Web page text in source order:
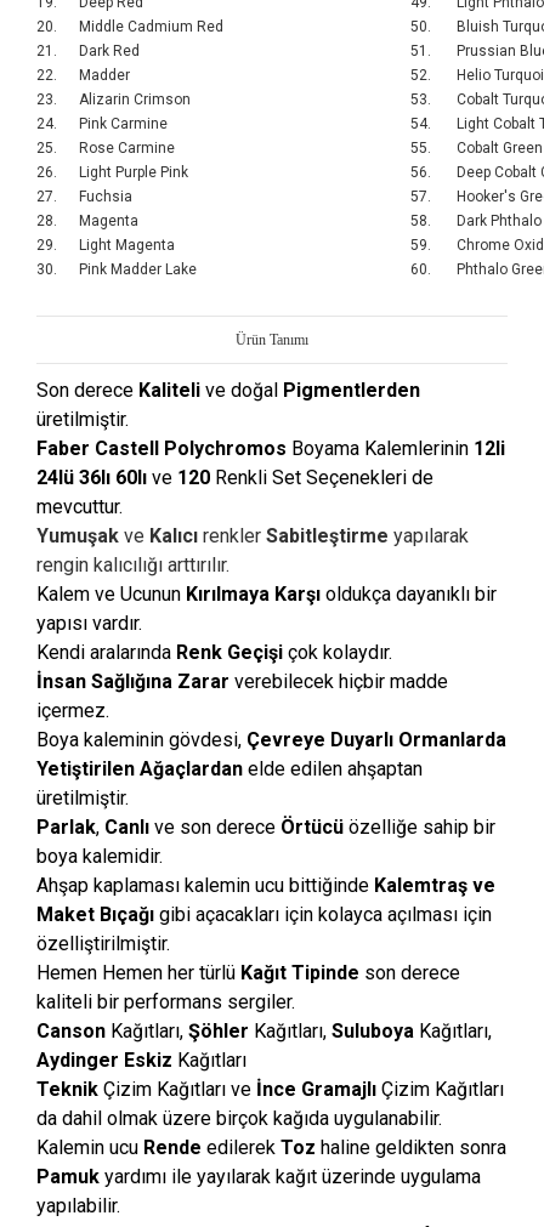
20.
Middle Cadmium Red 50.
Bluish
21.
Dark Red 51.
Prussian
22.
Madder 52.
Helio
23.
Alizarin Crimson 53.
Cobalt
24.
Pink Carmine 54.
Light Cobalt
25.
Rose Carmine 55.
Cobalt Green
26.
Light Purple Pink 56.
Deep Cobalt
27.
Fuchsia 57.
Hooker's
28.
Magenta 58.
Dark
29.
Light Magenta 59.
Chrome
30.
Pink Madder Lake 60. Phthalo
Ürün Tanımı
Son derece Kaliteli ve doğal Pigmentlerden
üretilmiştir.
Faber Castell Polychromos Boyama Kalemlerinin 12li
24lü 36lı 60lı ve 120 Renkli Set Seçenekleri de
mevcuttur.
Yumuşak ve Kalıcı renkler Sabitleştirme yapılarak
rengin kalıcılığı arttırılır.
Kalem ve Ucunun Kırılmaya Karşı oldukça dayanıklı bir
yapısı vardır.
Kendi aralarında Renk Geçişi çok kolaydır.
İnsan Sağlığına Zarar verebilecek hiçbir madde
içermez.
Boya kaleminin gövdesi, Çevreye Duyarlı Ormanlarda
Yetiştirilen Ağaçlardan elde edilen ahşaptan
üretilmiştir.
Parlak, Canlı ve son derece Örtücü özelliğe sahip bir
boya kalemidir.
Ahşap kaplaması kalemin ucu bittiğinde Kalemtraş ve
Maket Bıçağı gibi açacakları için kolayca açılması için
özelliştirilmiştir.
Hemen Hemen her türlü Kağıt Tipinde son derece
kaliteli bir performans sergiler.
Canson Kağıtları, Şöhler Kağıtları, Suluboya Kağıtları,
Aydinger Eskiz Kağıtları
Teknik Çizim Kağıtları ve İnce Gramajlı Çizim Kağıtları
da dahil olmak üzere birçok kağıda uygulanabilir.
Kalemin ucu Rende edilerek Toz haline geldikten sonra
Pamuk yardımı ile yayılarak kağıt üzerinde uygulama
yapılabilir.